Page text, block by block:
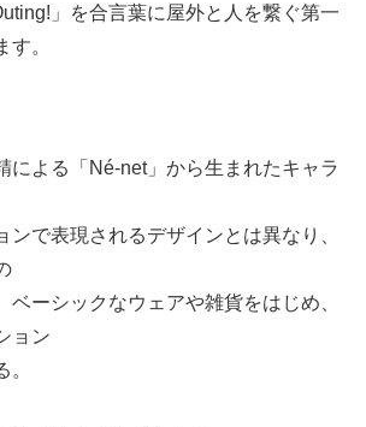
」を合言葉に屋外と人を繋ぐ第一
す。
による「Né-net」から生まれたキャラ
ンで表現されるデザインとは異なり、
ベーシックなウェアや雑貨をはじめ、
ョン